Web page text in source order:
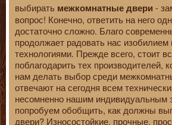
выбирать межкомнатные двери-
вопрос! Конечно, ответить на него
достаточно сложно. Благо
продолжает радовать нас
технологиями. Прежде всего, стоит
поблагодарить тех производителей,
нам делать выбор среди
отвечают на сегодня всем
несомненно нашим индивидуальным
попробуем обобщить, как должны
двери? Износостойкие, прочные,